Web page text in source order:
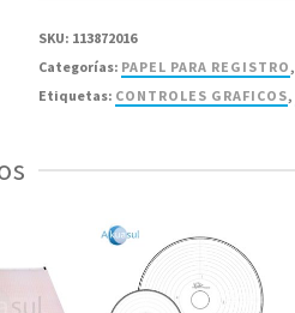
SKU: 113872016
Categorías: PAPEL PARA REGISTRO,
Etiquetas: CONTROLES GRAFICOS,